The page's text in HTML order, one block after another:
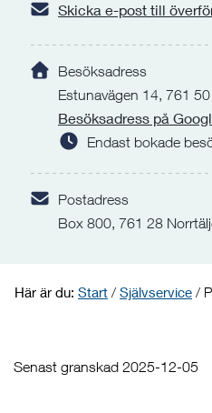
Skicka e-post till
Besöksadress
Estunavägen 14, 761
Besöksadress på
Endast bokade
Postadress
Box 800, 761 28
Här är du: Start / Självservice /
Senast granskad 2025-12-05